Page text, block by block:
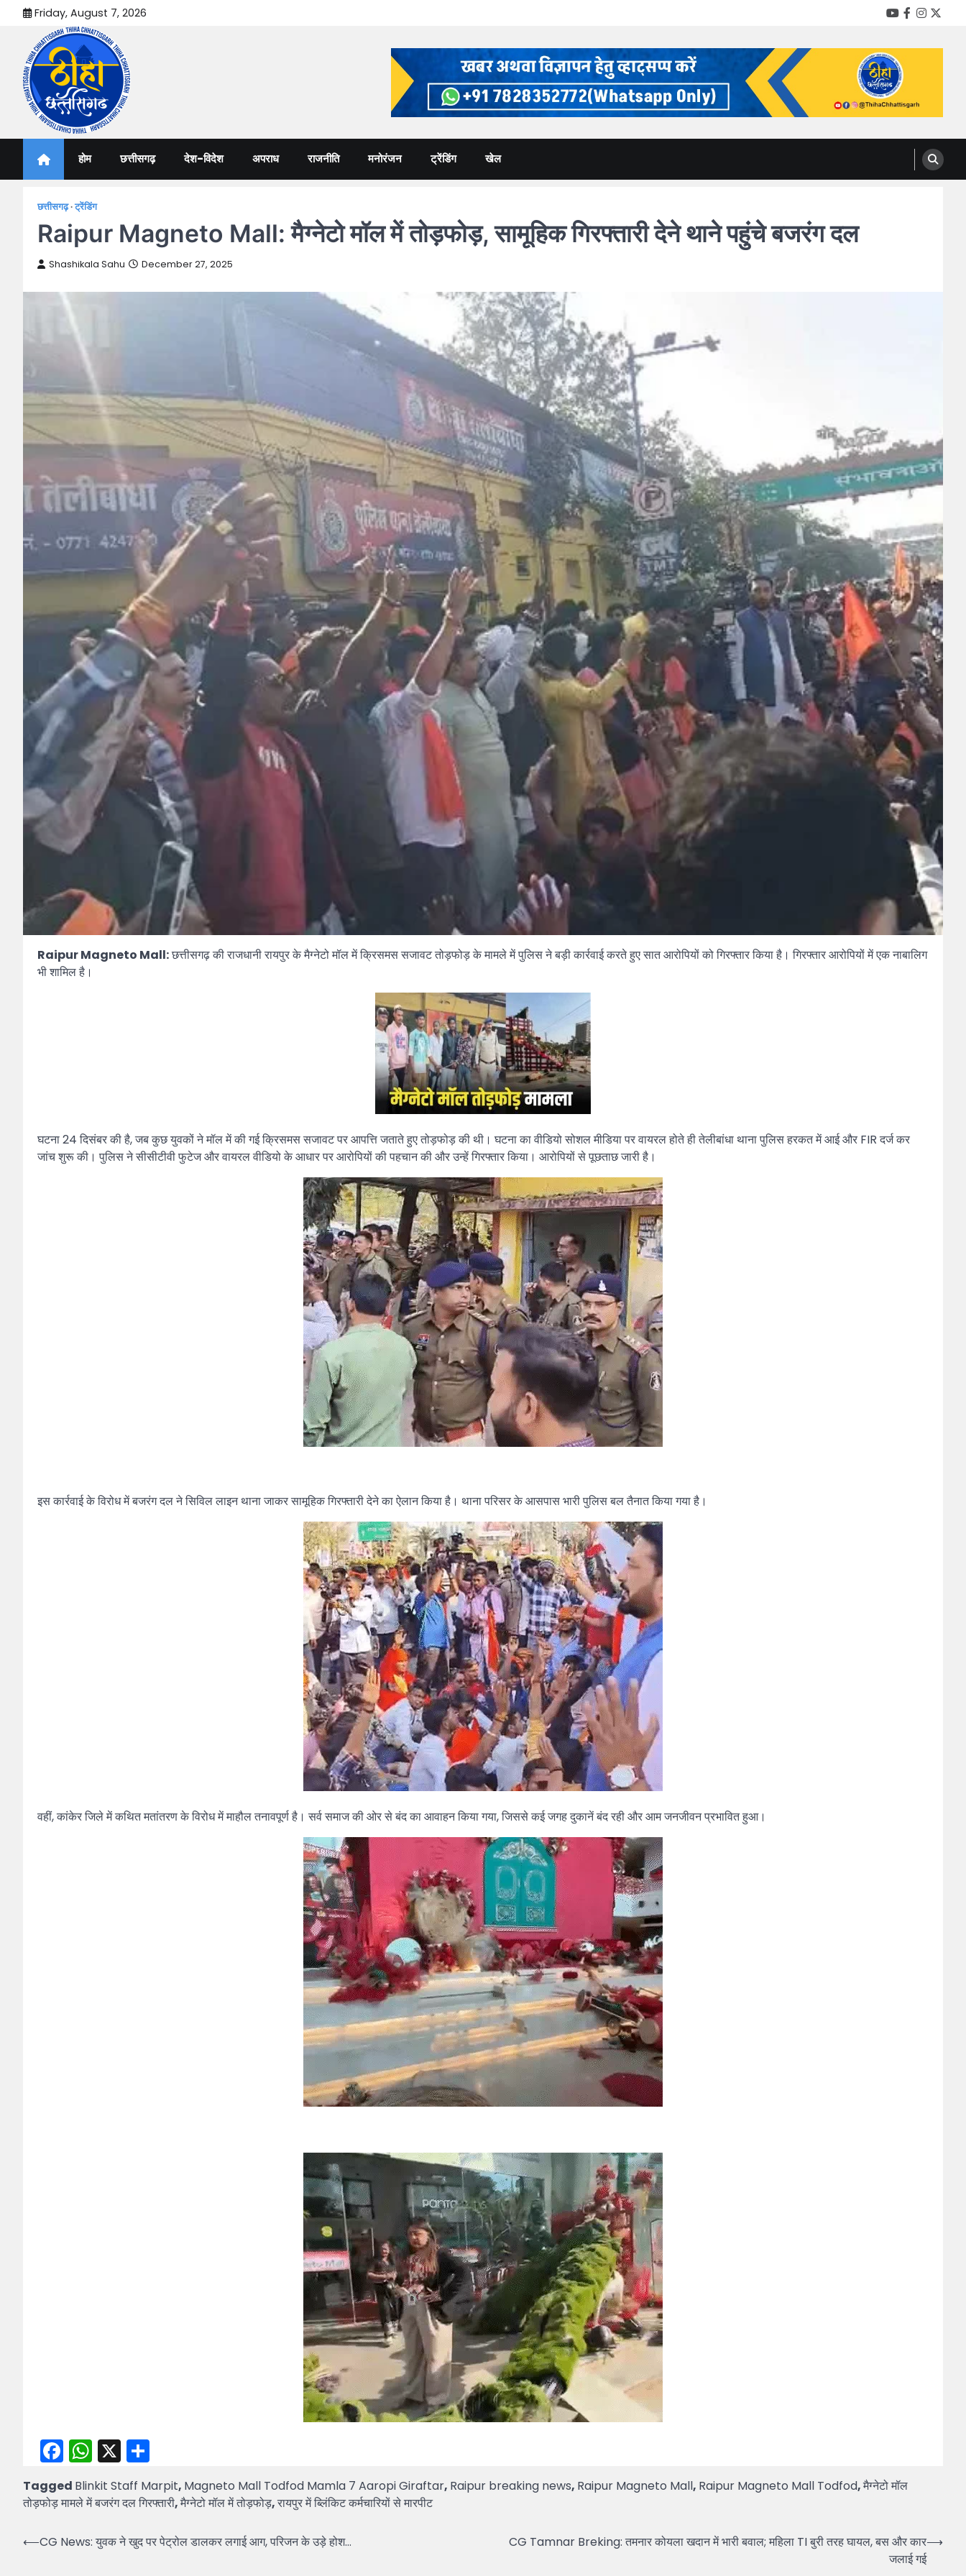
content
Friday, August 7, 2026 YouTube
Facebook
Thiha Chhattisgarh
होम छत्तीसगढ़ देश-विदेश अपराध राजनीति मनोरंजन ट्रेंडिंग खेल
छत्तीसगढ़ ट्रेंडिंग
Raipur Magneto Mall: मैग्नेटो मॉल में तोड़फोड़, सामूहिक गिरफ्तारी देने थाने पहुंचे बजरंग दल
Shashikala Sahu December 27, 2025
Raipur Magneto Mall:छत्तीसगढ़ की राजधानी रायपुर के मैग्नेटो मॉल में क्रिसमस सजावट तोड़फोड़ के मामले में पुलिस ने बड़ी कार्रवाई करते हुए सात आरोपियों को गिरफ्तार किया है। गिरफ्तार आरोपियों में एक नाबालिग
भी शामिल है।
घटना 24 दिसंबर की है, जब कुछ युवकों ने मॉल में की गई क्रिसमस सजावट पर आपत्ति जताते हुए तोड़फोड़ की थी। घटना का वीडियो सोशल मीडिया पर वायरल होते ही तेलीबांधा थाना पुलिस हरकत में आई और FIR दर्ज कर
जांच शुरू की। पुलिस ने सीसीटीवी फुटेज और वायरल वीडियो के आधार पर आरोपियों की पहचान की और उन्हें गिरफ्तार किया। आरोपियों से पूछताछ जारी है।
इस कार्रवाई के विरोध में बजरंग दल ने सिविल लाइन थाना जाकर सामूहिक गिरफ्तारी देने का ऐलान किया है। थाना परिसर के आसपास भारी पुलिस बल तैनात किया गया है।
वहीं, कांकेर जिले में कथित मतांतरण के विरोध में माहौल तनावपूर्ण है। सर्व समाज की ओर से बंद का आवाहन किया गया, जिससे कई जगह दुकानें बंद रही और आम जनजीवन प्रभावित हुआ।
Facebook
WhatsApp
X
Tagged Blinkit Staff Marpit, Magneto Mall Todfod Mamla 7 Aaropi Giraftar, Raipur breaking news, Raipur Magneto Mall, Raipur Magneto Mall Todfod,मैग्नेटो मॉल
तोड़फोड़ मामले में बजरंग दल गिरफ्तारी,मैग्नेटो मॉल में तोड़फोड़,रायपुर में ब्लिंकिट कर्मचारियों से मारपीट
Post
⟵CG News: युवक ने खुद पर पेट्रोल डालकर लगाई आग, परिजन के उड़े होश…
CG Tamnar Breking: तमनार कोयला खदान में भारी बवाल; महिला TI बुरी तरह घायल, बस और कार
जलाई गई
⟶